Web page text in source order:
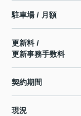
駐車場 / 月額
更新料 /
更新事務手数料
契約期間
現況